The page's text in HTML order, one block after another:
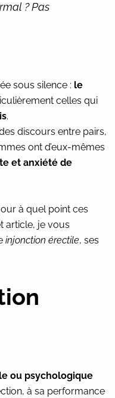
? Pas
sous silence : le
celles qui
.
discours entre pairs,
ont d’eux-mêmes
et anxiété de
à quel point ces
article, je vous
injonction érectile, ses
ou psychologique
à sa performance